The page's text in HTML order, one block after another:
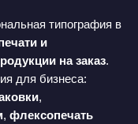
типография в
и
на заказ.
для бизнеса:
,
, флексопечать